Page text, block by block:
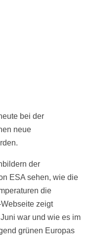
bei der
neue
der
ESA sehen, wie die
die
zeigt
war und wie es im
grünen Europas